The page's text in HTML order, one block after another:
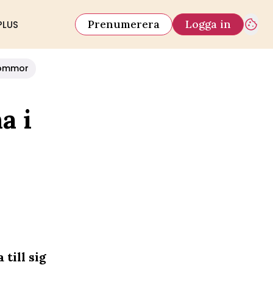
Prenumerera Logga in
i
till sig